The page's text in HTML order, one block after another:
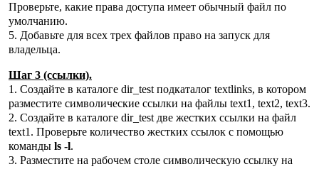
Проверьте, какие права доступа имеет обычный файл по
умолчанию.
5. Добавьте для всех трех файлов право на запуск для
владельца.
Шаг 3 (ссылки).
1. Создайте в каталоге dir_test подкаталог textlinks, в котором
разместите символические ссылки на файлы text1, text2, text3.
2. Создайте в каталоге dir_test две жестких ссылки на файл
text1. Проверьте количество жестких ссылок с помощью
команды ls -l.
3. Разместите на рабочем столе символическую ссылку на